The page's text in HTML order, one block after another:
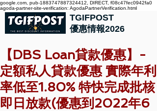
google.com, pub-1883747887324412, DIRECT, f08c47fec0942fa0
agoda-partner-site-verification: AgodaPartnerVerification.html
TGIFPOST
優惠情報2026
【DBS Loan貸款優惠】-
定額私人貸款優惠 實際年利
率低至1.80% 特快完成批核
即日放款(優惠到2022年6